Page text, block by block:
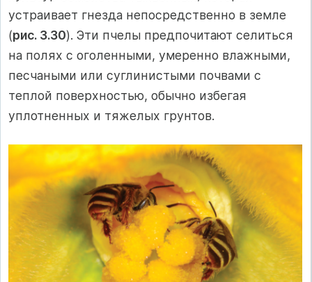
устраивает гнезда непосредственно в земле
(рис. 3.30). Эти пчелы предпочитают селиться
на полях с оголенными, умеренно влажными,
песчаными или суглинистыми почвами с
теплой поверхностью, обычно избегая
уплотненных и тяжелых грунтов.